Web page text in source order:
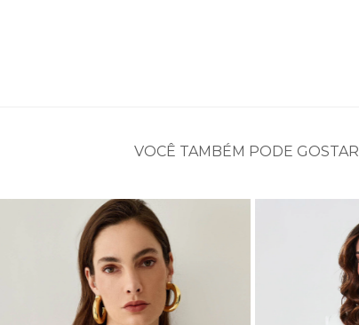
VOCÊ TAMBÉM PODE GOSTAR